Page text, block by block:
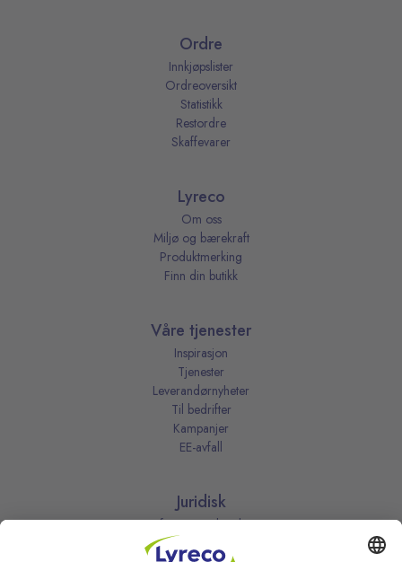
Ordre
Innkjøpslister
Ordreoversikt
Statistikk
Restordre
Skaffevarer
Lyreco
Om oss
Miljø og bærekraft
Produktmerking
Finn din butikk
Våre tjenester
Inspirasjon
Tjenester
Leverandørnyheter
Til bedrifter
Kampanjer
EE-avfall
Juridisk
Informasjonskapsler
Kjøpsbetingelser